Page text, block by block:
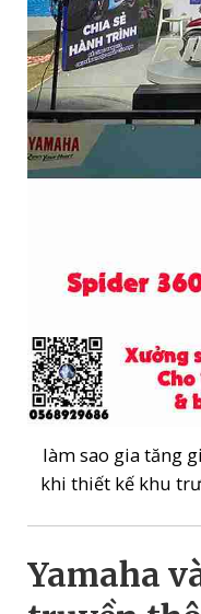
làm sao gia tăng
khi thiết kế khu
Yamaha